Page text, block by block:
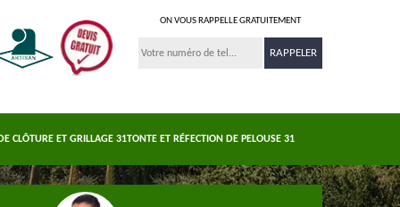
ON VOUS RAPPELLE GRATUITEMENT
CLÔTURE ET GRILLAGE 31TONTE ET RÉFECTION DE PELOUSE 31